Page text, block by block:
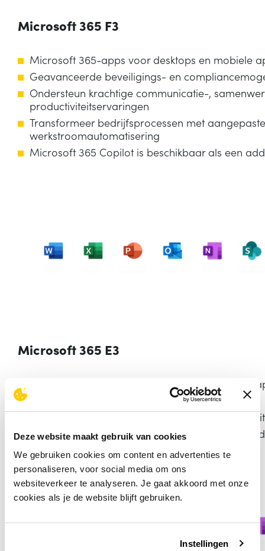
Deze website maakt gebruik van cookies
We gebruiken cookies om content en advertenties te
personaliseren, voor social media om ons
websiteverkeer te analyseren. Je gaat akkoord met onze
cookies als je de website blijft gebruiken.
Instellingen
Microsoft 365 F3
Microsoft 365-apps voor desktops en mobiele
Geavanceerde beveiligings- en
Ondersteun krachtige communicatie-,
productiviteitservaringen
Transformeer bedrijfsprocessen met
werkstroomautomatisering
Microsoft 365 Copilot is beschikbaar als een
Microsoft 365 E3
Microsoft 365-apps voor desktops en mobiele
Windows voor ondernemingen
Kernmogelijkheden van beveiligings- en
Microsoft 365 Copilot is beschikbaar als een